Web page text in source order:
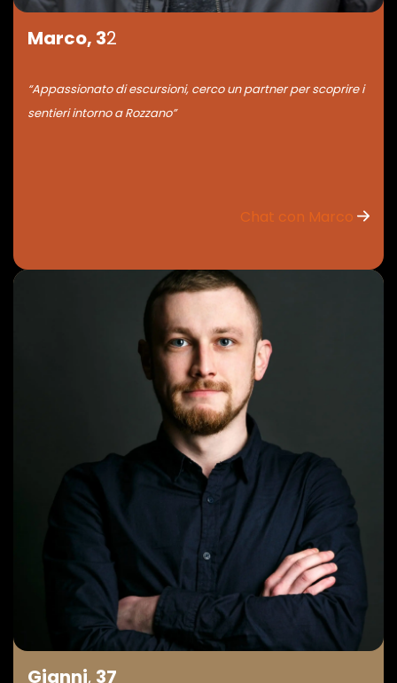
Marco, 32
“Appassionato di escursioni, cerco un partner per scoprire i
sentieri intorno a Rozzano”
Chat con Marco
Gianni, 37